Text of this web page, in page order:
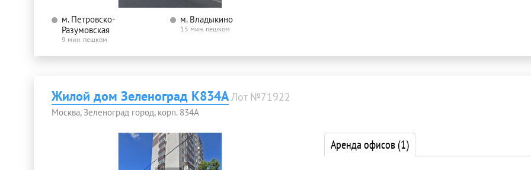
м. Петровско-
Разумовская
9 мин. пешком
м. Владыкино
15 мин. пешком
Жилой дом Зеленоград К834АЛот №71922
Москва, Зеленоград город, корп. 834А
Аренда офисов(1)